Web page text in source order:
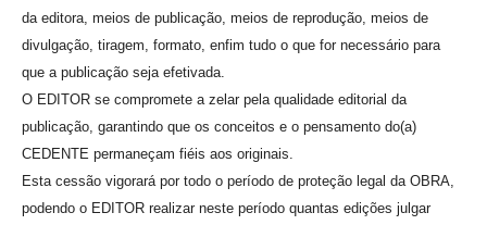
da editora, meios de publicação, meios de reprodução, meios de
divulgação, tiragem, formato, enfim tudo o que for necessário para
que a publicação seja efetivada.
O EDITOR se compromete a zelar pela qualidade editorial da
publicação, garantindo que os conceitos e o pensamento do(a)
CEDENTE permaneçam fiéis aos originais.
Esta cessão vigorará por todo o período de proteção legal da OBRA,
podendo o EDITOR realizar neste período quantas edições julgar